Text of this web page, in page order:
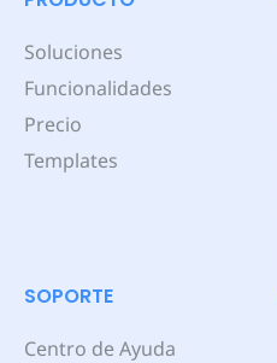
Soluciones
Funcionalidades
Precio
Templates
SOPORTE
Centro de Ayuda